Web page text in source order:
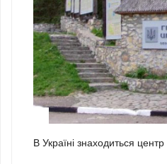
В Україні знаходиться